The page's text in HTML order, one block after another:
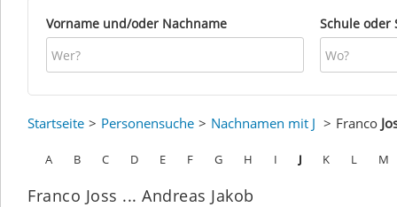
Vorname und/oder Nachname Schule oder
Startseite Personensuche Nachnamen mit J Franco
A B C D E F G H I J K L M
Franco Joss ... Andreas Jakob